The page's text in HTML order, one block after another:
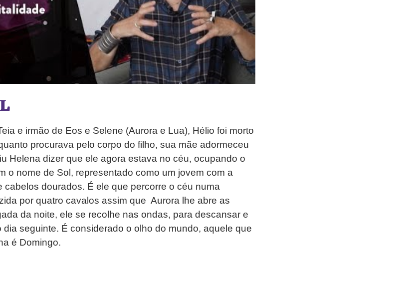
e irmão de Eos e Selene (Aurora e Lua), Hélio foi morto
procurava pelo corpo do filho, sua mãe adormeceu
Helena dizer que ele agora estava no céu, ocupando o
o nome de Sol, representado como um jovem com a
cabelos dourados. É ele que percorre o céu numa
por quatro cavalos assim que Aurora lhe abre as
da noite, ele se recolhe nas ondas, para descansar e
dia seguinte. É considerado o olho do mundo, aquele que
é Domingo.